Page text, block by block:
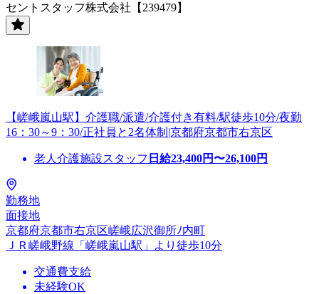
セントスタッフ株式会社【239479】
【嵯峨嵐山駅】介護職/派遣/介護付き有料/駅徒歩10分/夜勤
16：30～9：30/正社員と2名体制|京都府京都市右京区
老人介護施設スタッフ 日給23,400円〜26,100円
勤務地
面接地
京都府京都市右京区嵯峨広沢御所ﾉ内町
ＪＲ嵯峨野線「嵯峨嵐山駅」より徒歩10分
交通費支給
未経験OK